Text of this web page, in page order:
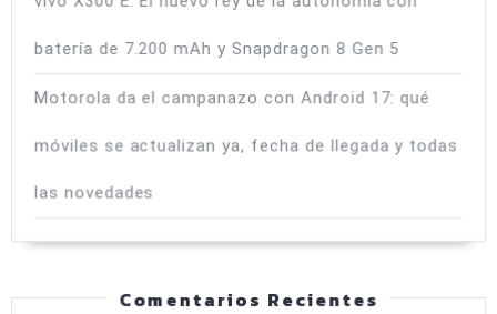
batería de 7.200 mAh y Snapdragon 8 Gen 5
Motorola da el campanazo con Android 17: qué
móviles se actualizan ya, fecha de llegada y todas
las novedades
Comentarios Recientes